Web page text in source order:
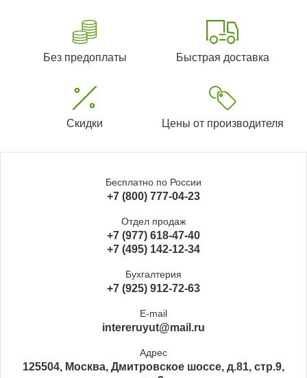
Без предоплаты Быстрая доставка
Скидки Цены от производителя
Бесплатно по России
+7 (800) 777-04-23
Отдел продаж
+7 (977) 618-47-40
+7 (495) 142-12-34
Бухгалтерия
+7 (925) 912-72-63
E-mail
intereruyut@mail.ru
Адрес
125504, Москва, Дмитровское шоссе, д.81, стр.9,